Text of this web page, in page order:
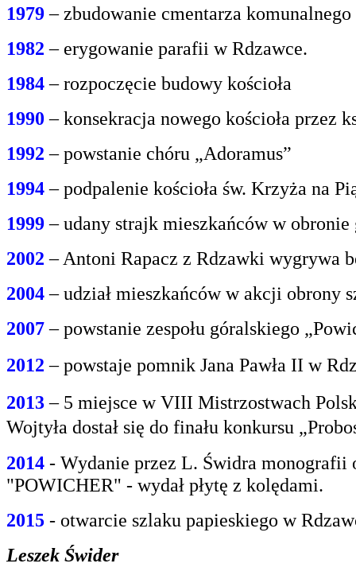
1979– zbudowanie cmentarza
1982 – erygowanie parafii w Rdzawce.
1984– rozpoczęcie budowy kościoła
1990 – konsekracja nowego kościoła przez
1992 – powstanie chóru „Adoramus”
1994– podpalenie kościoła św. Krzyża na
1999– udany strajk mieszkańców w
2002 – Antoni Rapacz z Rdzawki wygrywa
2004– udział mieszkańców w akcji obrony
2007– powstanie zespołu góralskiego
2012 – powstaje pomnik Jana Pawła II w
2013– 5 miejsce w VIII Mistrzostwach
Wojtyła dostał się do finału konkursu
2014 - Wydanie przez L. Świdra monografii
"POWICHER" - wydał płytę z kolędami.
2015 - otwarcie szlaku papieskiego w
Leszek Świder